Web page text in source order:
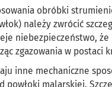
obróbki
należy zwrócić
niebezpieczeństwo,
zgazowania w postaci
inne mechaniczne
powłoki malarskiej.